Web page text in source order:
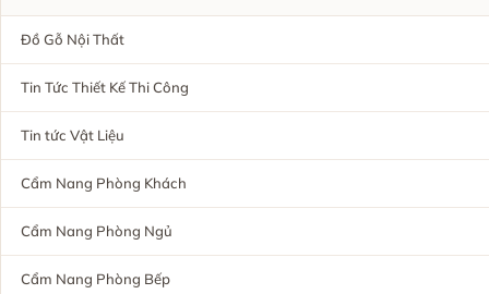
Đồ Gỗ Nội Thất
Tin Tức Thiết Kế Thi Công
Tin tức Vật Liệu
Cẩm Nang Phòng Khách
Cẩm Nang Phòng Ngủ
Cẩm Nang Phòng Bếp